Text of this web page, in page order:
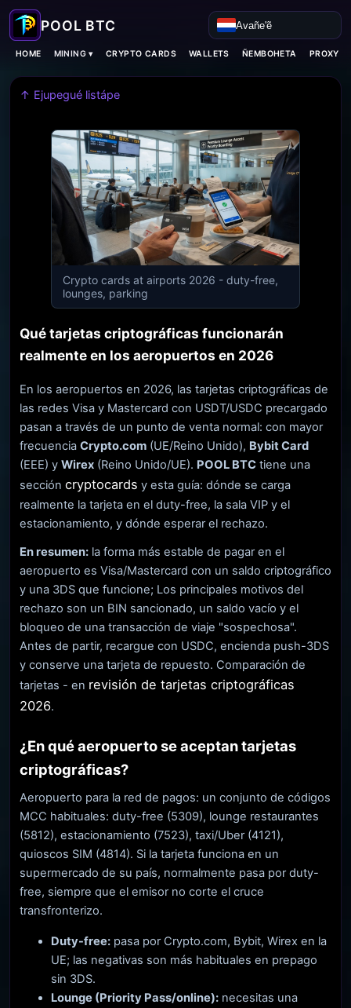
Avañe'ẽ
HOME MINING ▾ CRYPTO CARDS WALLETS ÑEMBOHETA PROXY
↑ Ejupegué listápe
Crypto cards at airports 2026 - duty-free,
lounges, parking
Qué tarjetas criptográficas funcionarán
realmente en los aeropuertos en 2026
En los aeropuertos en 2026, las tarjetas criptográficas de
las redes Visa y Mastercard con USDT/USDC precargado
pasan a través de un punto de venta normal: con mayor
frecuencia Crypto.com (UE/Reino Unido), Bybit Card
(EEE) y Wirex (Reino Unido/UE). POOL BTC tiene una
sección cryptocards y esta guía: dónde se carga
realmente la tarjeta en el duty-free, la sala VIP y el
estacionamiento, y dónde esperar el rechazo.
En resumen: la forma más estable de pagar en el
aeropuerto es Visa/Mastercard con un saldo criptográfico
y una 3DS que funcione; Los principales motivos del
rechazo son un BIN sancionado, un saldo vacío y el
bloqueo de una transacción de viaje "sospechosa".
Antes de partir, recargue con USDC, encienda push-3DS
y conserve una tarjeta de repuesto. Comparación de
tarjetas - en revisión de tarjetas criptográficas
2026.
¿En qué aeropuerto se aceptan tarjetas
criptográficas?
Aeropuerto para la red de pagos: un conjunto de códigos
MCC habituales: duty-free (5309), lounge restaurantes
(5812), estacionamiento (7523), taxi/Uber (4121),
quioscos SIM (4814). Si la tarjeta funciona en un
supermercado de su país, normalmente pasa por duty-
free, siempre que el emisor no corte el cruce
transfronterizo.
Duty-free: pasa por Crypto.com, Bybit, Wirex en la
UE; las negativas son más habituales en prepago
sin 3DS.
Lounge (Priority Pass/online): necesitas una